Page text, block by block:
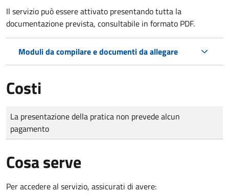
Il servizio può essere attivato presentando tutta la
documentazione prevista, consultabile in formato PDF.
Moduli da compilare e documenti da allegare
Costi
Tipo di pagamento
Importo
La presentazione della pratica non prevede alcun
pagamento
Cosa serve
Per accedere al servizio, assicurati di avere: